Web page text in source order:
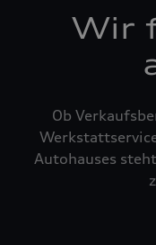
Wir
Ob
Autohauses